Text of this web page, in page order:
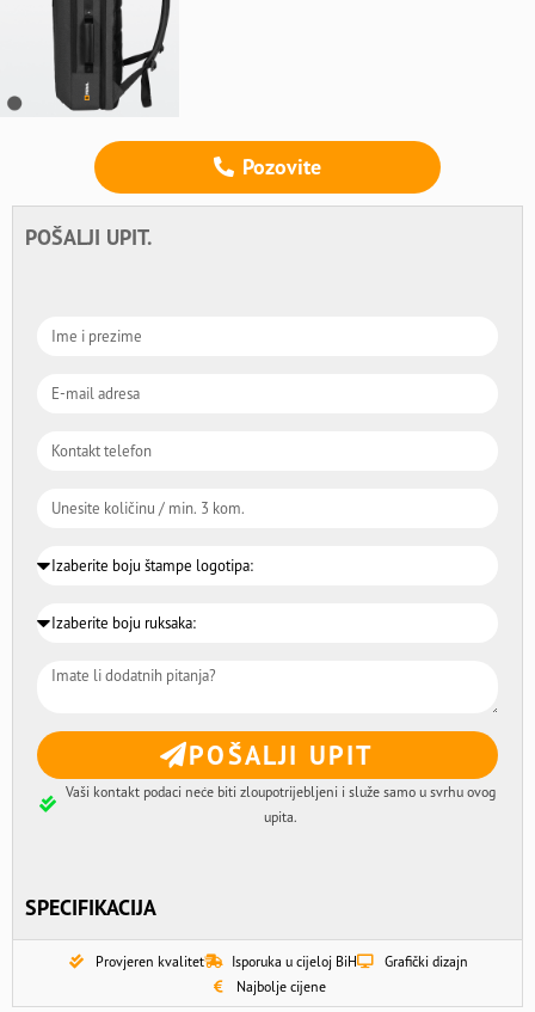
Pozovite
POŠALJI UPIT.
POŠALJI UPIT
Vaši kontakt podaci neće biti zloupotrijebljeni i služe samo u svrhu ovog
upita.
SPECIFIKACIJA
Provjeren kvalitet Isporuka u cijeloj BiH
Grafički dizajn
Najbolje cijene